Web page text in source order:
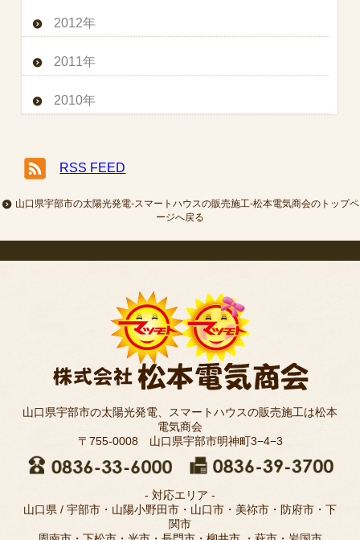
2012年
2011年
2010年
RSS FEED
山口県宇部市の太陽光発電-スマートハウスの販売施工-松本電気商会のトップペ
ージへ戻る
山口県宇部市の太陽光発電、スマートハウスの販売施工は松本
電気商会
〒755-0008 山口県宇部市明神町3−4−3
- 対応エリア -
山口県 / 宇部市・山陽小野田市・山口市・美祢市・防府市・下
関市